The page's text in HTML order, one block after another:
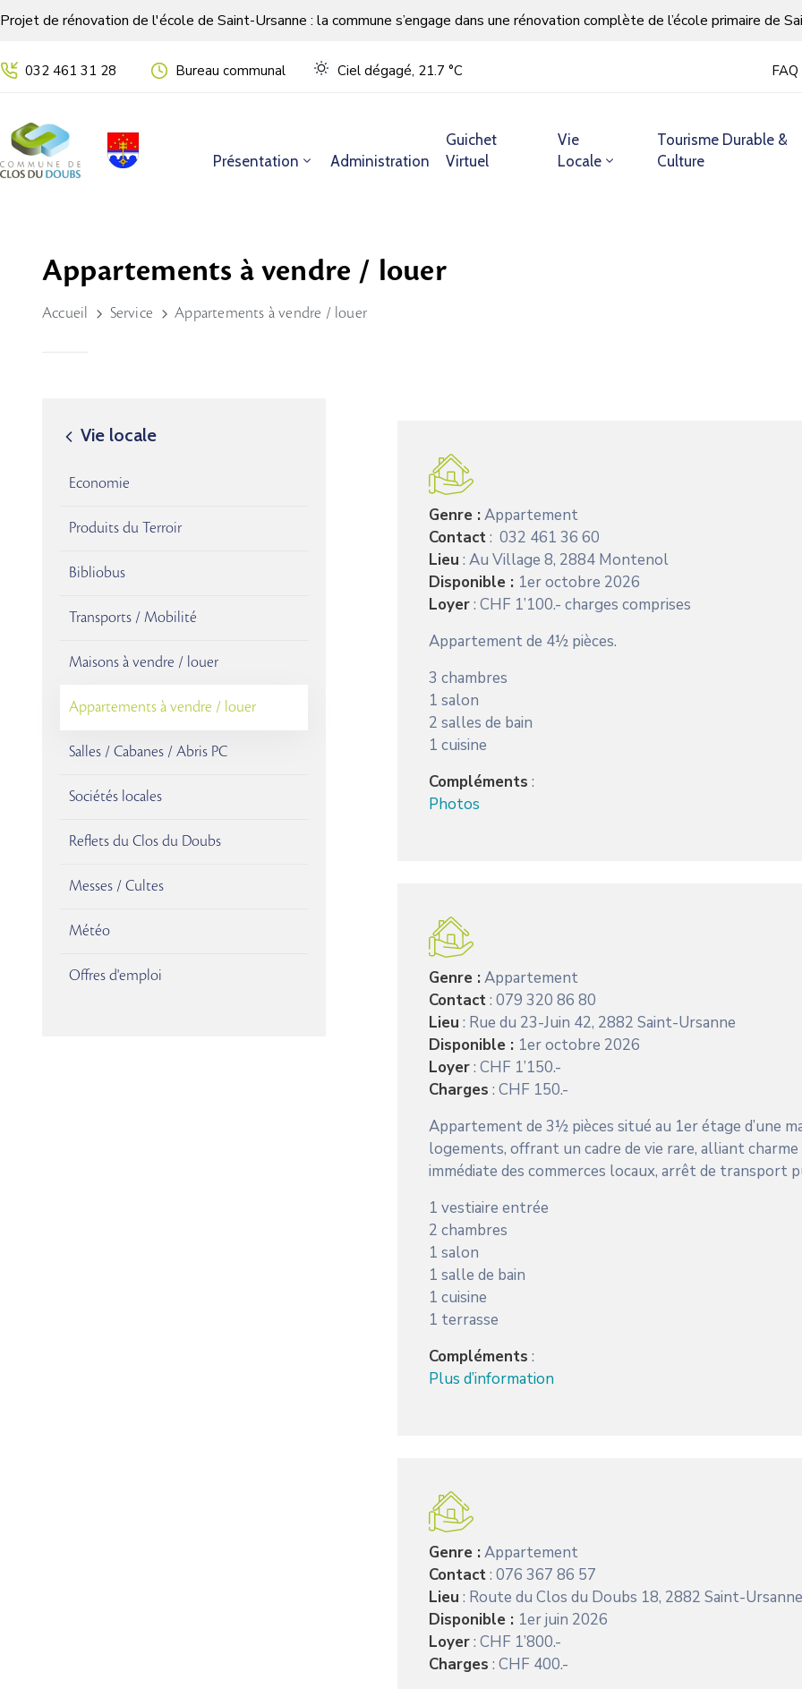
Projet de rénovation de l'école de Saint-Ursanne : la commune s’engage dans une rénovation complète de l’école primaire de
032 461 31 28 Bureau communal Ciel dégagé, 21.7 °С FAQ
Présentation Administration
Guichet
Virtuel
Vie
Locale
Tourisme Durable &
Culture
Appartements à vendre / louer
Accueil Service Appartements à vendre / louer
Genre :Appartement
Contact: 032 461 36 60
Lieu : Au Village 8, 2884 Montenol
Disponible : 1er octobre 2026
Loyer: CHF 1’100.- charges comprises
Appartement de 4½ pièces.
3 chambres
1 salon
2 salles de bain
1 cuisine
Compléments :
Photos
Genre :Appartement
Contact: 079 320 86 80
Lieu : Rue du 23-Juin 42, 2882 Saint-Ursanne
Disponible : 1er octobre 2026
Loyer: CHF 1’150.-
Charges : CHF 150.-
Appartement de 3½ pièces situé au 1er étage d’une
logements, offrant un cadre de vie rare, alliant
immédiate des commerces locaux, arrêt de
1 vestiaire entrée
2 chambres
1 salon
1 salle de bain
1 cuisine
1 terrasse
Compléments :
Plus d’information
Genre :Appartement
Contact: 076 367 86 57
Lieu : Route du Clos du Doubs 18, 2882 Saint-Ursanne
Disponible : 1er juin 2026
Loyer: CHF 1’800.-
Charges : CHF 400.-
Vie locale
Economie
Produits du Terroir
Bibliobus
Transports / Mobilité
Maisons à vendre / louer
Appartements à vendre / louer
Salles / Cabanes / Abris PC
Sociétés locales
Reflets du Clos du Doubs
Messes / Cultes
Météo
Offres d'emploi